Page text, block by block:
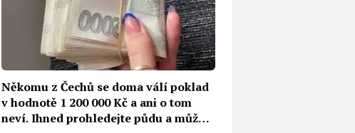
Někomu z Čechů se doma válí poklad
v hodnotě 1 200 000 Kč a ani o tom
neví. Ihned prohledejte půdu a můžete